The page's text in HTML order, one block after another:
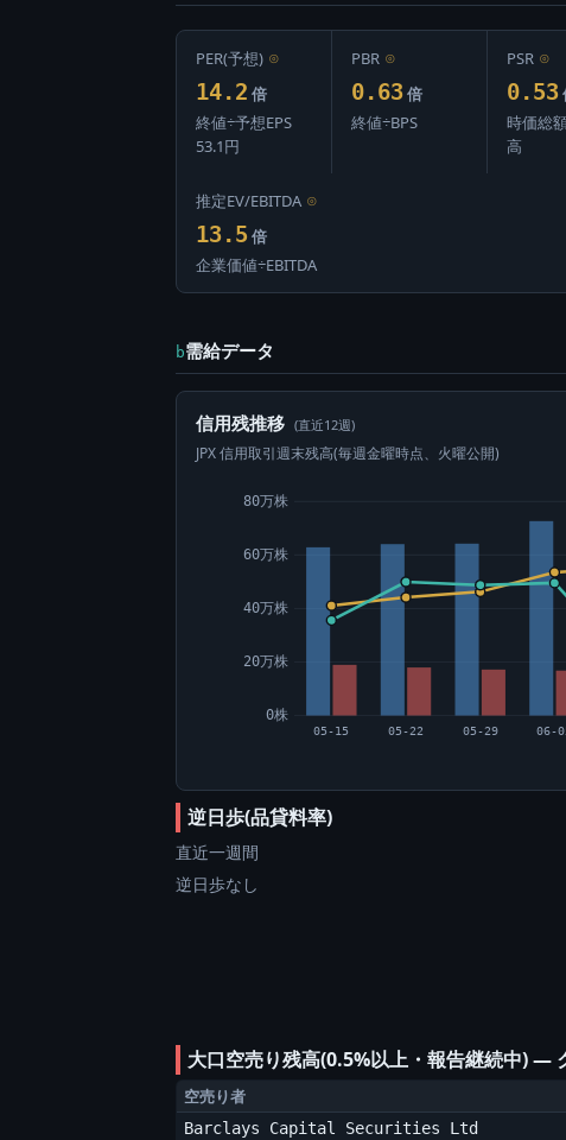
PER(予想) ⊙
14.2 倍
終値÷予想EPS
53.1円
PBR ⊙
0.63 倍
終値÷BPS
PSR ⊙
0.53
時価総
高
推定EV/EBITDA ⊙
13.5 倍
企業価値÷EBITDA
b需給データ
信用残推移 (直近12週)
JPX 信用取引週末残高(毎週金曜時点、火曜公開)
0株
20万株
40万株
60万株
80万株
05-15 05-22 05-29 06-
逆日歩(品貸料率)
直近一週間
逆日歩なし
大口空売り残高(0.5%以上・報告継続中)
空売り者
Barclays Capital Securities Ltd